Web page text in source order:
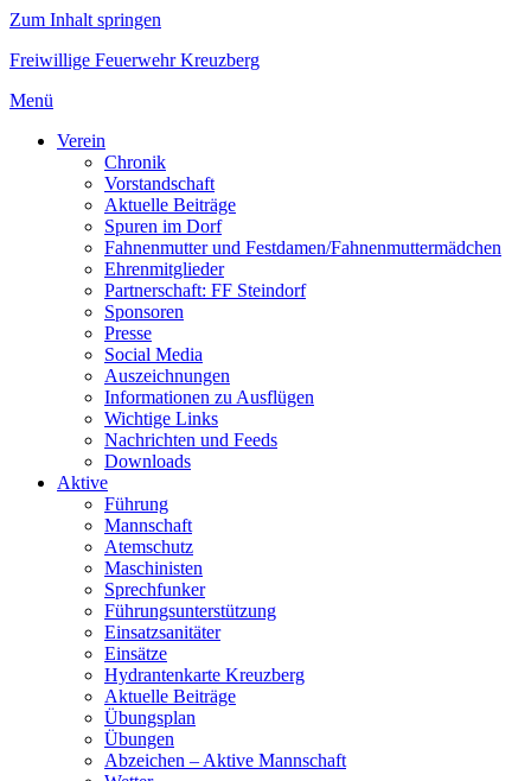
Zum Inhalt springen
Freiwillige Feuerwehr Kreuzberg
Menü
Verein
Chronik
Vorstandschaft
Aktuelle Beiträge
Spuren im Dorf
Fahnenmutter und Festdamen/Fahnenmuttermädchen
Ehrenmitglieder
Partnerschaft: FF Steindorf
Sponsoren
Presse
Social Media
Auszeichnungen
Informationen zu Ausflügen
Wichtige Links
Nachrichten und Feeds
Downloads
Aktive
Führung
Mannschaft
Atemschutz
Maschinisten
Sprechfunker
Führungsunterstützung
Einsatzsanitäter
Einsätze
Hydrantenkarte Kreuzberg
Aktuelle Beiträge
Übungsplan
Übungen
Abzeichen – Aktive Mannschaft